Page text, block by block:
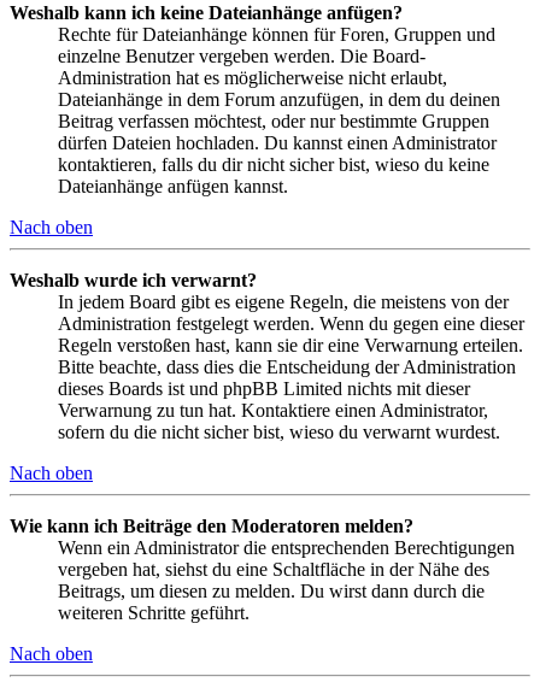
Weshalb kann ich keine Dateianhänge anfügen?
Rechte für Dateianhänge können für Foren, Gruppen und
einzelne Benutzer vergeben werden. Die Board-
Administration hat es möglicherweise nicht erlaubt,
Dateianhänge in dem Forum anzufügen, in dem du deinen
Beitrag verfassen möchtest, oder nur bestimmte Gruppen
dürfen Dateien hochladen. Du kannst einen Administrator
kontaktieren, falls du dir nicht sicher bist, wieso du keine
Dateianhänge anfügen kannst.
Nach oben
Weshalb wurde ich verwarnt?
In jedem Board gibt es eigene Regeln, die meistens von der
Administration festgelegt werden. Wenn du gegen eine dieser
Regeln verstoßen hast, kann sie dir eine Verwarnung erteilen.
Bitte beachte, dass dies die Entscheidung der Administration
dieses Boards ist und phpBB Limited nichts mit dieser
Verwarnung zu tun hat. Kontaktiere einen Administrator,
sofern du die nicht sicher bist, wieso du verwarnt wurdest.
Nach oben
Wie kann ich Beiträge den Moderatoren melden?
Wenn ein Administrator die entsprechenden Berechtigungen
vergeben hat, siehst du eine Schaltfläche in der Nähe des
Beitrags, um diesen zu melden. Du wirst dann durch die
weiteren Schritte geführt.
Nach oben